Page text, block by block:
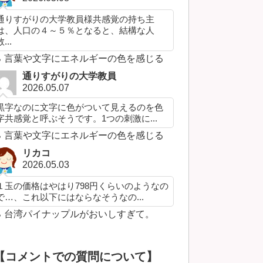
りすがりの大学教員様共感覚の持ち主
、人口の４～５％となると、結構な人
...
言葉や文字にエネルギーの色を感じる
通りすがりの大学教員
2026.05.07
字なのに文字に色がついて見えるのを色
共感覚と呼ぶそうです。1つの刺激に...
言葉や文字にエネルギーの色を感じる
リカコ
2026.05.03
玉の価格はやはり798円くらいのようなの
…、これ以下にはならなそうなの...
台湾パイナップルがおいしすぎて。
コメントでの質問について】